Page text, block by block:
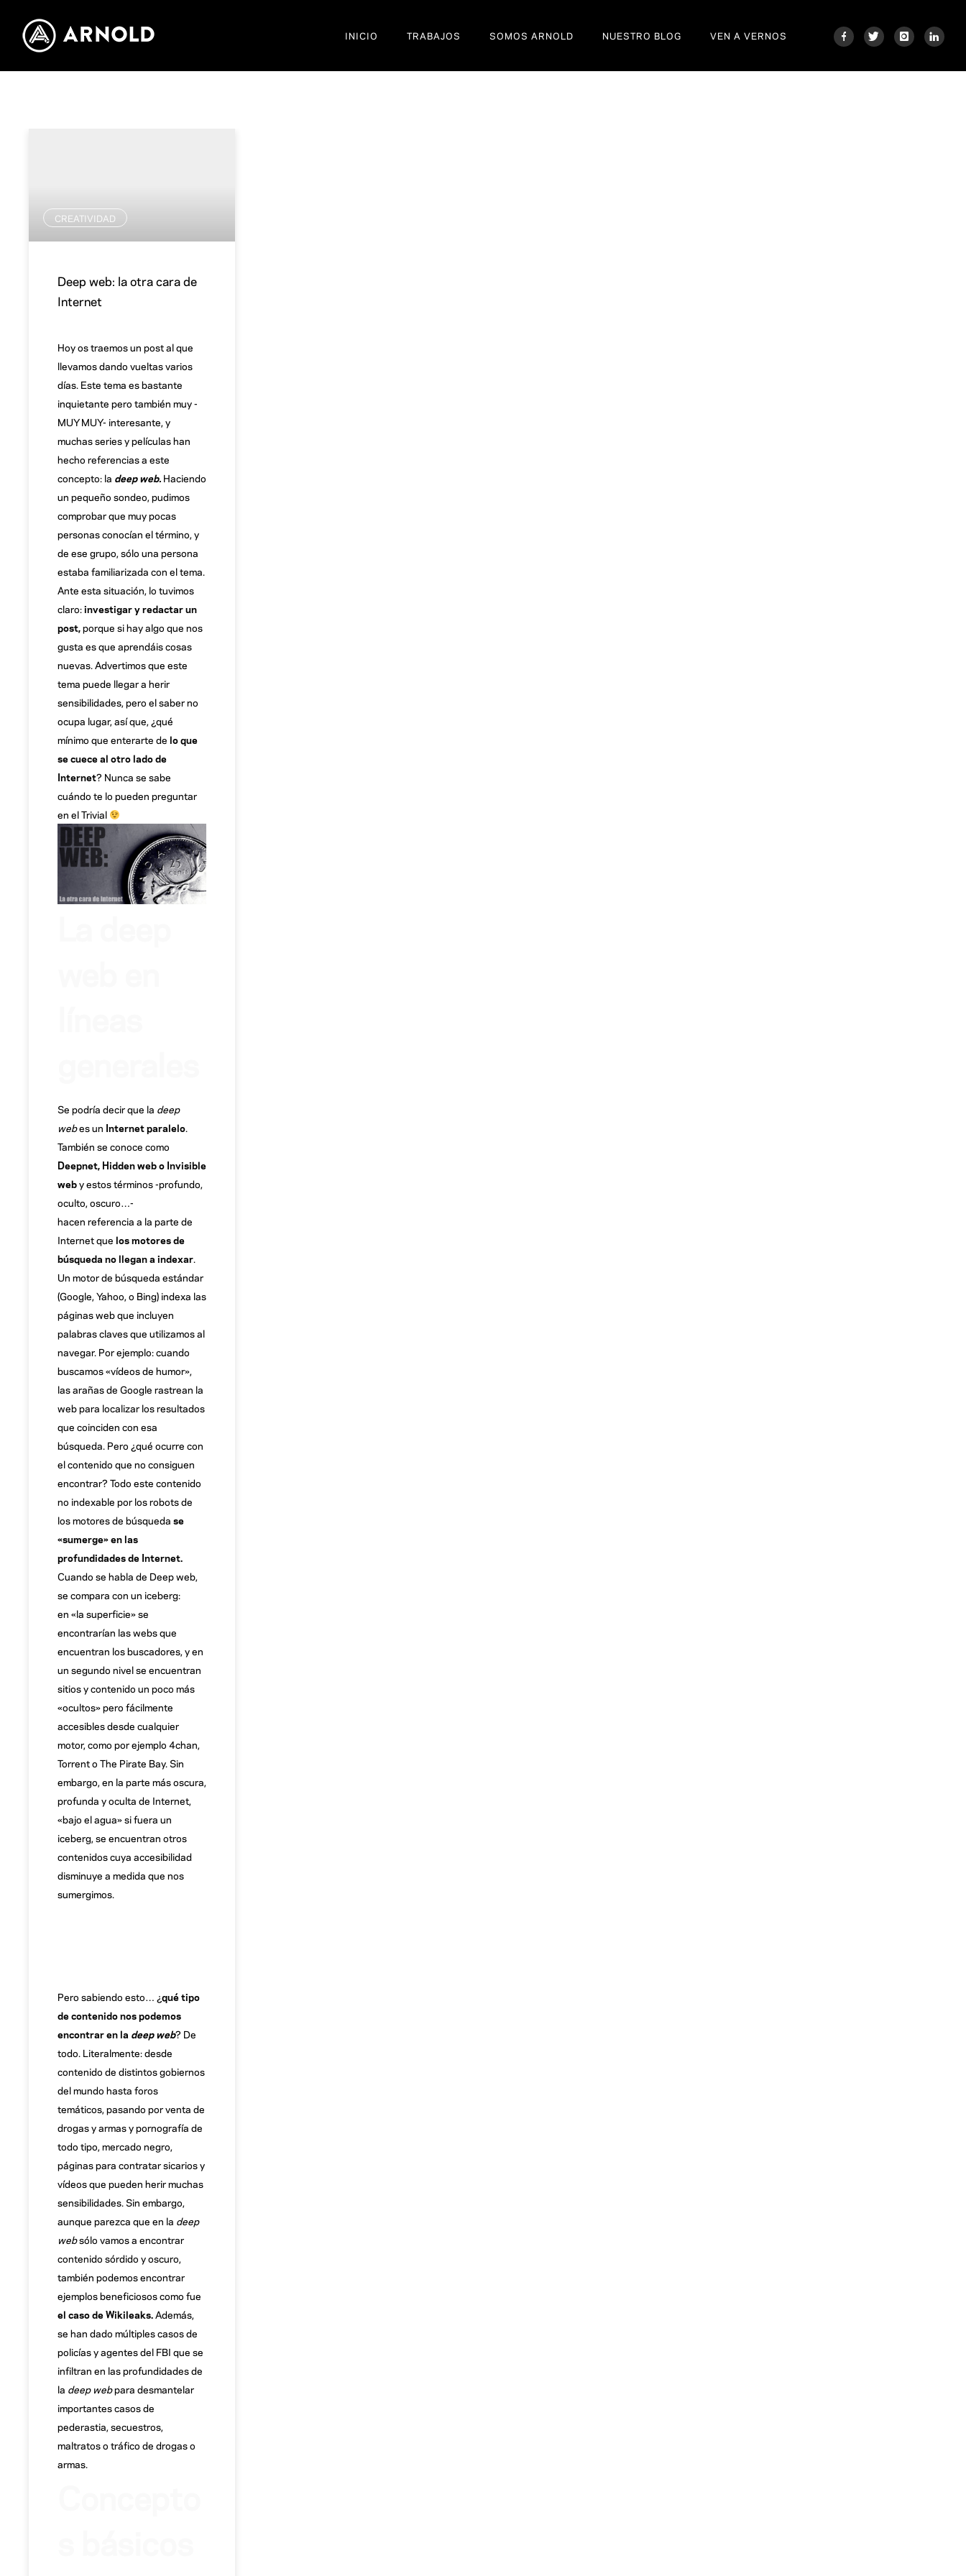
INICIO TRABAJOS SOMOS ARNOLD NUESTRO BLOG VEN A VERNOS
CREATIVIDAD
Deep web: la otra cara de
Internet
Hoy os traemos un post al que
llevamos dando vueltas varios
días. Este tema es bastante
inquietante pero también muy -
MUY MUY- interesante, y
muchas series y películas han
hecho referencias a este
concepto: la deep web. Haciendo
un pequeño sondeo, pudimos
comprobar que muy pocas
personas conocían el término, y
de ese grupo, sólo una persona
estaba familiarizada con el tema.
Ante esta situación, lo tuvimos
claro:investigar y redactar un
post, porque si hay algo que nos
gusta es que aprendáis cosas
nuevas. Advertimos que este
tema puede llegar a herir
sensibilidades, pero el saber no
ocupa lugar, así que, ¿qué
mínimo que enterarte de lo que
se cuece al otro lado de
Internet? Nunca se sabe
cuándo te lo pueden preguntar
en el Trivial
Se podría decir que la deep
webes un Internet paralelo.
También se conoce como
Deepnet, Hidden web o Invisible
weby estos términos -profundo,
oculto, oscuro…-
hacen referencia a la parte de
Internet que los motores de
búsqueda no llegan a indexar.
Un motor de búsqueda estándar
(Google, Yahoo, o Bing) indexa las
páginas web que incluyen
palabras claves que utilizamos al
navegar. Por ejemplo: cuando
buscamos «vídeos de humor»,
las arañas de Google rastrean la
web para localizar los resultados
que coinciden con esa
búsqueda. Pero ¿qué ocurre con
el contenido que no consiguen
encontrar? Todo este contenido
no indexable por los robots de
los motores de búsqueda se
«sumerge» en las
profundidades de Internet.
Cuando se habla de Deep web,
se compara con un iceberg:
en «la superficie» se
encontrarían las webs que
encuentran los buscadores, y en
un segundo nivel se encuentran
sitios y contenido un poco más
«ocultos» pero fácilmente
accesibles desde cualquier
motor, como por ejemplo 4chan,
Torrent o The Pirate Bay. Sin
embargo, en la parte más oscura,
profunda y oculta de Internet,
«bajo el agua» si fuera un
iceberg, se encuentran otros
contenidos cuya accesibilidad
disminuye a medida que nos
sumergimos.
Pero sabiendo esto… ¿qué tipo
de contenido nos podemos
encontrar en la deep web? De
todo. Literalmente: desde
contenido de distintos gobiernos
del mundo hasta foros
temáticos, pasando por venta de
drogas y armas y pornografía de
todo tipo, mercado negro,
páginas para contratar sicarios y
vídeos que pueden herir muchas
sensibilidades. Sin embargo,
aunque parezca que en la deep
websólo vamos a encontrar
contenido sórdido y oscuro,
también podemos encontrar
ejemplos beneficiosos como fue
el caso de Wikileaks. Además,
se han dado múltiples casos de
policías y agentes del FBI que se
infiltran en las profundidades de
la deep webpara desmantelar
importantes casos de
pederastia, secuestros,
maltratos o tráfico de drogas o
armas.